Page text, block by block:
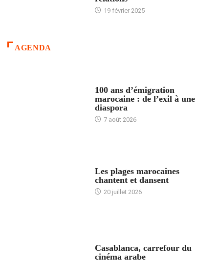
19 février 2025
AGENDA
100 ans d’émigration
marocaine : de l’exil à une
diaspora
7 août 2026
Les plages marocaines
chantent et dansent
20 juillet 2026
Casablanca, carrefour du
cinéma arabe